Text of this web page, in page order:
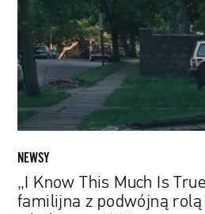
True".
Saga
familijna
z
podwójną
rolą
Marka
wkrótce
na
NEWSY
„I Know This Much Is
familijna z podwójną